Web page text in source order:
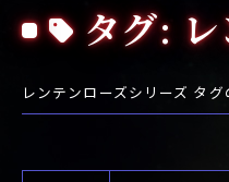
さ行
さ し す
つ て
は行
は ひ ふ
サ行
サ
タ行
タ
ハ行
ハ
タグ:
レンテンローズシリーズ タグ